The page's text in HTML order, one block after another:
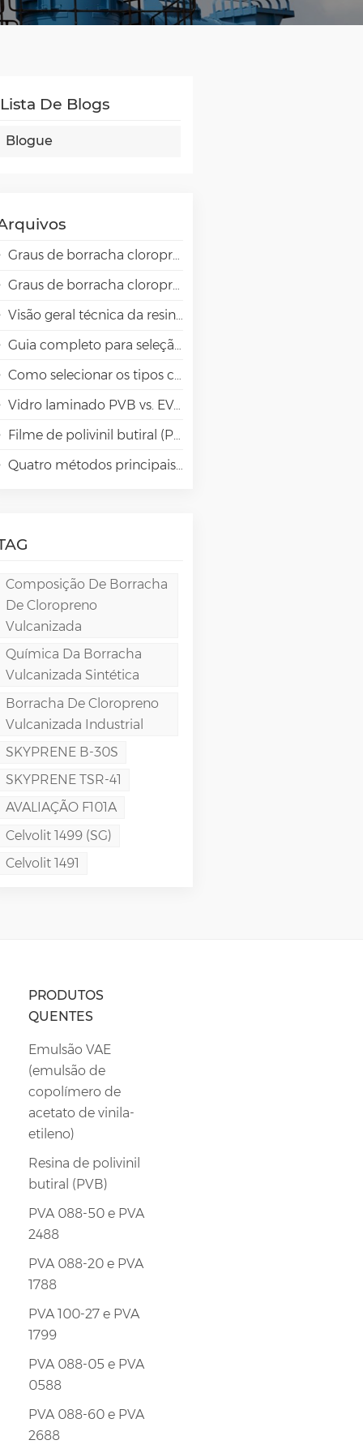
Lista De Blogs
Blogue
Graus de borracha cloropreno Skyprene para aplicações adesivas
Graus de borracha cloropreno Skyprene para aplicações industriais
Visão geral técnica da resina de alta barreira EVAL EVOH em aplicações de embalagem.
Guia completo para seleção de emulsões VAE
Como selecionar os tipos certos de álcool polivinílico (PVA) para aplicações em papéis especiais?
Vidro laminado PVB vs. EVA vs. SGP vs. TPU: Comparação e guia para arquitetura moderna
Filme de polivinil butiral (PVB): química, processamento e aplicações de alto desempenho
Quatro métodos principais para fabricação de filmes de PVA
Composição De Borracha
De Cloropreno
Vulcanizada
Química Da Borracha
Vulcanizada Sintética
Borracha De Cloropreno
Vulcanizada Industrial
SKYPRENE B-30S
SKYPRENE TSR-41
AVALIAÇÃO F101A
Celvolit 1499 (SG)
Celvolit 1491
PRODUTOS
QUENTES
Emulsão VAE
(emulsão de
copolímero de
acetato de vinila-
etileno)
Resina de polivinil
butiral (PVB)
PVA 088-50 e PVA
2488
PVA 088-20 e PVA
1788
PVA 100-27 e PVA
1799
PVA 088-05 e PVA
0588
PVA 088-60 e PVA
2688